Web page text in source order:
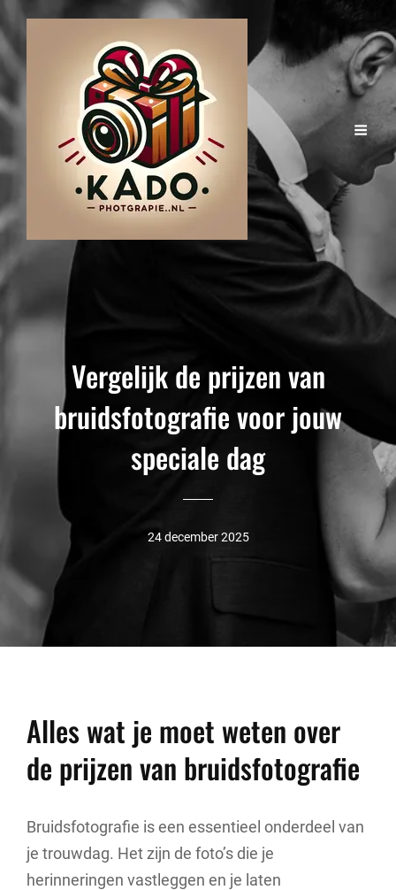
Vergelijk de prijzen van
bruidsfotografie voor jouw
speciale dag
24 december 2025
Alles wat je moet weten over
de prijzen van bruidsfotografie
Bruidsfotografie is een essentieel onderdeel van
je trouwdag. Het zijn de foto’s die je
herinneringen vastleggen en je laten